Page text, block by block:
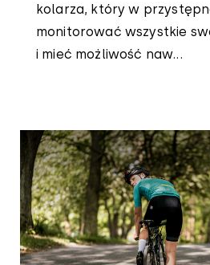
kolarza, który w
monitorować wszystkie
i mieć możliwość naw...